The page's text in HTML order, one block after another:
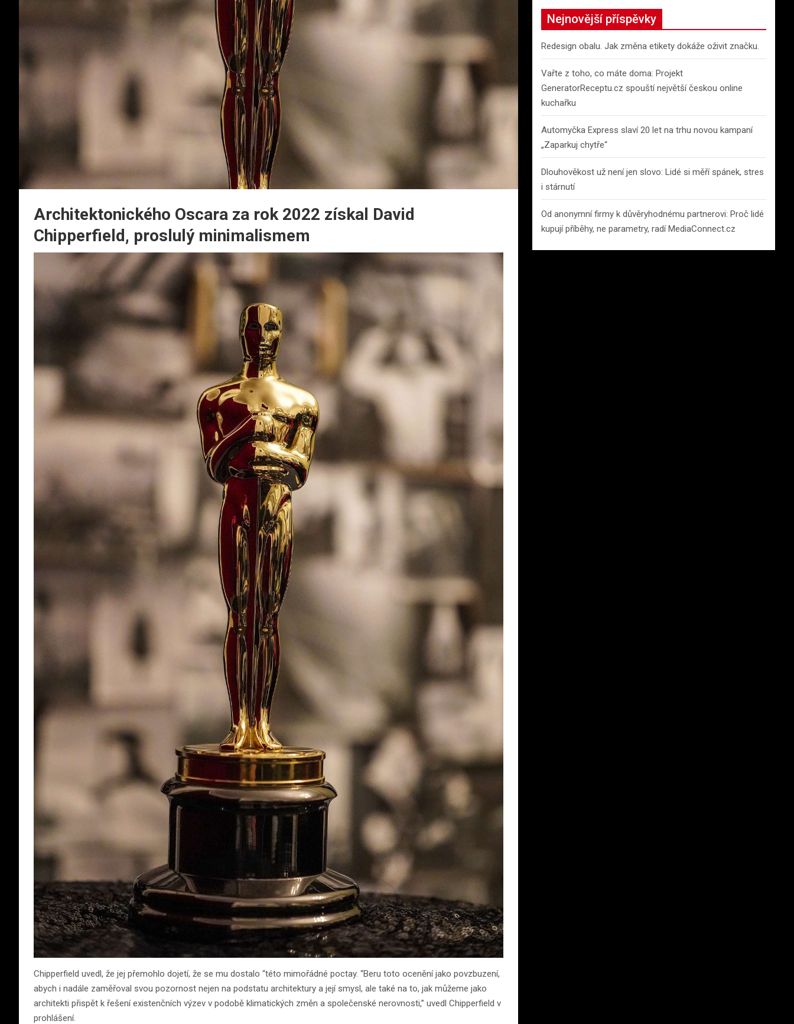
Architektonického Oscara za rok 2022 získal David
Chipperfield, proslulý minimalismem
Chipperfield uvedl, že jej přemohlo dojetí, že se mu dostalo “této mimořádné poctay. “Beru toto ocenění jako povzbuzení,
abych i nadále zaměřoval svou pozornost nejen na podstatu architektury a její smysl, ale také na to, jak můžeme jako
architekti přispět k řešení existenčních výzev v podobě klimatických změn a společenské nerovnosti,” uvedl Chipperfield v
prohlášení.
h
Nejnovější příspěvky
Redesign obalu. Jak změna etikety dokáže oživit značku.
Vařte z toho, co máte doma: Projekt
GeneratorReceptu.cz spouští největší českou online
kuchařku
Automyčka Express slaví 20 let na trhu novou kampaní
„Zaparkuj chytře“
Dlouhověkost už není jen slovo: Lidé si měří spánek, stres
i stárnutí
Od anonymní firmy k důvěryhodnému partnerovi: Proč lidé
kupují příběhy, ne parametry, radí MediaConnect.cz